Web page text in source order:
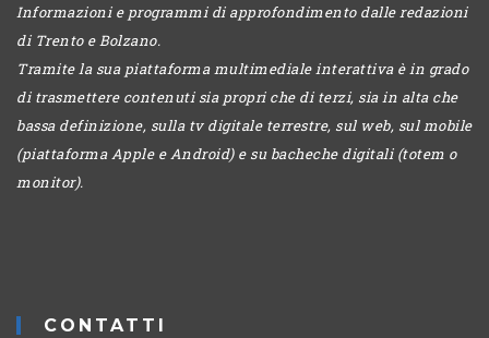
Informazioni e programmi di approfondimento dalle redazioni
di Trento e Bolzano.
Tramite la sua piattaforma multimediale interattiva è in grado
di trasmettere contenuti sia propri che di terzi, sia in alta che
bassa definizione, sulla tv digitale terrestre, sul web, sul mobile
(piattaforma Apple e Android) e su bacheche digitali (totem o
monitor).
CONTATTI